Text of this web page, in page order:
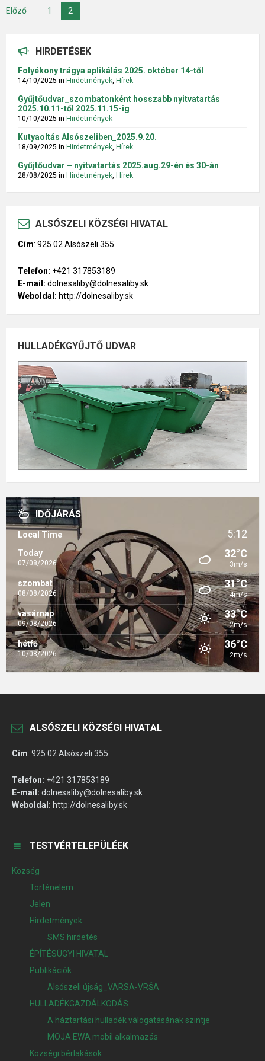
Bejegyzés
Előző 1 2
HIRDETÉSEK
Folyékony trágya aplikálás 2025. október 14-től
14/10/2025 in Hirdetmények Hírek
Gyűjtőudvar_szombatonként hosszabb nyitvatartás
2025.10.11-től 2025.11.15-ig
10/10/2025 in Hirdetmények
Kutyaoltás Alsószeliben_2025.9.20.
18/09/2025 in Hirdetmények Hírek
Gyűjtőudvar – nyitvatartás 2025.aug.29-én és 30-án
28/08/2025 in Hirdetmények Hírek
ALSÓSZELI KÖZSÉGI HIVATAL
Cím: 925 02 Alsószeli 355
Telefon: +421 317853189
E-mail: dolnesaliby@dolnesaliby.sk
Weboldal: http://dolnesaliby.sk
HULLADÉKGYŰJTŐ UDVAR
IDŐJÁRÁS
Local Time 5:12
Today
07/08/2026
32°C
3m/s
szombat
08/08/2026
31°C
4m/s
vasárnap
09/08/2026
33°C
2m/s
hétfő
10/08/2026
36°C
2m/s
ALSÓSZELI KÖZSÉGI HIVATAL
Cím: 925 02 Alsószeli 355
Telefon: +421 317853189
E-mail: dolnesaliby@dolnesaliby.sk
Weboldal: http://dolnesaliby.sk
TESTVÉRTELEPÜLÉEK
Község
Történelem
Jelen
Hirdetmények
SMS hirdetés
ÉPÍTÉSÜGYI HIVATAL
Publikációk
Alsószeli újság_VARSA-VRŠA
HULLADÉKGAZDÁLKODÁS
A háztartási hulladék válogatásának szintje
MOJA EWA mobil alkalmazás
Községi bérlakások